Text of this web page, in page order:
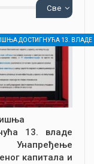
Све
ДОСТИГНУЋА 13. ВЛАДЕ
13. владе
Унапређење
капитала и